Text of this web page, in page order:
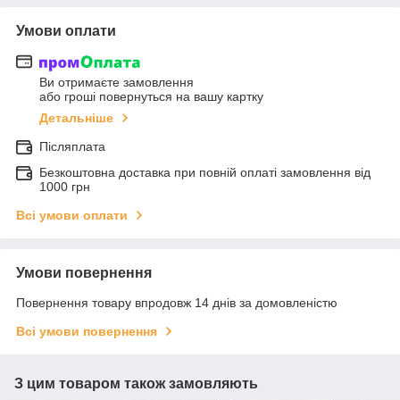
Умови оплати
Ви отримаєте замовлення
або гроші повернуться на вашу картку
Детальніше
Післяплата
Безкоштовна доставка при повній оплаті замовлення від
1000 грн
Всі умови оплати
Умови повернення
Повернення товару впродовж 14 днів за домовленістю
Всі умови повернення
З цим товаром також замовляють